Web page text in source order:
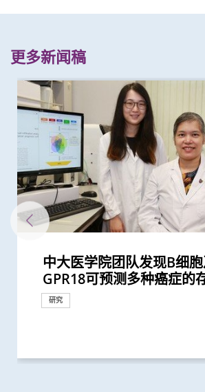
更多新闻稿
中大医学院团队发现B细
GPR18可预测多种癌症的
研究
中大医学院团队发现一种
可在头颈癌患者中预测长
研究
中大破解全球最全面的「
因组图谱 揭示蟑螂新型致
发精准免疫治疗
中大研究揭开蟎虫进化史
防、诊断和治疗常见的蟎
研究
中大成功揭示肿瘤免疫逃
拓「免疫疗法」新方向
研究
中大领导团队全球率先破
组 为吸入性过敏疾病提供
新方向
中大成功拆解肝癌免疫治
揭一种免疫细胞具「除废
助癌细胞耐药性
中大研究揭示环状RNA乃
的关键 为神经退化疾病开
径
中大领导国际研究证实内
D3S-001抗癌成效 有效治
肠癌、胰腺癌等多种实体肿
中大医学院研究发现 城市
方式或会增加气管癌发病
健康教育
中大成功研发可3D打印的
料及其他肌腱相关技术 有
复大范围肌腱撕裂
中大城大神经科学专家证
感 解决科学界多年争论
研究
中大开发与多种癌症相关
分子分类方法 助进一步了
并改良治疗方案
中大发现全球喉癌发病率
部分地区女性发病人数不
研究
中大医学院与美国贝勒医
首次发现DHX9基因突变导
障碍
陈德章教授获欧洲肿瘤学
成就奖」 表彰其对全球鼻
领导地位及重大贡献
中大医学院一期临床研究
年 完成逾150项早期临床试
症及糖尿病患者确立新治疗
中大辅助生育技术中心助
保存生殖能力
研究
中大研究证实「血浆DNA
到早期没有病徵的鼻咽癌
患鼻咽癌风险
中大发现小肠癌在全球及
显上升 高收入地区发病率
研究
中大发现原发性脑癌的年
上升 以高收入国家的升幅
研究
港大及中大医学院联合研
及肥胖令患上重症新冠肺
65%至81%
中大发现促进关联记忆形
有助更深入了解脑部疾病
研究
中大破解癌痛秘密 确定新
解癌症病人痛苦
研究
中大全球首证血糖波动不
尿病患者有较高患癌风险
一类常用降血压药物的糖
中大发现多发性骨髓瘤发
高收入国家的男性长者升
研究
中大发现霍奇金淋巴癌发
幅最为显著 本港男士发病
全球之冠
港大及中大医学院联合研
疫苗人士 在感染新型冠状
Omicron后能对不同的新
港大及中大医学院联合研
增加患上新冠肺炎的风险
研究
中大港大干细胞研究揭示
血管炎症新机制
研究
中大成功以单细胞分辨率
示肿瘤形成机制 有望开发
研究
港大及中大医学院联合研
剂复必泰疫苗能提供足够
型冠状病毒变异株Omicron
中大联同港大及伦敦大学
突变引致先天性巨结肠症
崭新治疗方案提供线索
中大研究发现半数受访儿
曾使用替代补充疗法 或存
互作用」风险
中大与港大医学院带领国
现丙肝药物可治新冠肺炎
研究
中大发现新方法将肝肿瘤
「热」 激活免疫T细胞灭癌
效的新免疫疗法
中大联同理大及西悉尼大
体神经系统产生更高效能
制
中大发现糖尿病或为感染
因素 研究有助了解病毒致
研究
中大研究发现引起压力行
讯息传递路径 为探究脑部
异常重复行为提供基础
中大医学院与四川大学华
共同领导全球首个人体
辑治疗肺癌临床试验 证实
中大将开展最新「细胞治
首阶段引入CAR-T治疗血癌
研究
中大成功应用混合手术室
消融术」无创治肺癌成亚
外科创新技术
李嘉诚基金会启动《爱能
项目 资助儿童罕见癌症
捐款
莫树锦教授获欧洲肿瘤学
成就奖」全球第一人将晚
「个人化」 被誉为「肿瘤
中大肿瘤学系获国际肺癌
「杰出癌症关顾团队」奖
奖项及荣誉
「中大赛马会齐心防癌计
费为万名市民进行检测 研
癌症关系
中大证新治疗方案较常规
晚期肺癌病人存活期
研究
中大研究揭示全球大肠癌
化趋势
研究
中大研究发现「认知灵活
多巴胺失调可致灵活性受
研究
中大利用「混合手术室」
航支气管镜」技术 实时影
取微细病变组织 能诊治少
中大率跨国研究证实免疫
咽癌病人有效
研究
中大研究证「消融化疗栓
长肝癌患者无恶化存活期
研究
中大研究发现维持体内铁
物质 如缺乏可致过量铁质
要器官
中大生物医学学院力争成
医学中心 培育顶尖生物医
拓高端「转化医学」研究
第十届华人地区医护人员
会 以「承传．创新」为题
展及未来挑战
中大研究获世界顶尖医学
奖项及荣誉
中大完成二万人「血浆
查研究 大幅推前癌症发现
研究
中大「蔡永业脑神经科学
脑学习动作技能原理
研究
中大领导ALK阳性肺腺癌研
靶药成效超现时标准疗法
研究
中大成功破解鼻咽癌全基
破性结果有助发展个人化
研究
第九届华人地区医护人员
会 「纾缓治疗普及化：共
来」
中大公布「动脉粥样硬化
揭示心血管疾病治疗新方
研究
中大推全球首项运用「单
术」检测卵子质素研究 破
及女性不育之谜
中大联同国际专家发现引
因 为治疗及预防「阿兹海
来新方向
第八届华人地区医护人员
会 探讨香港纾缓治疗服务
战
第七届华人地区医护人员
会 鼓励延伸纾缓治疗服务
研讨会
中大完成经皮穿刺纳米刀
功进行经皮穿刺纳米刀肿
技术新突破
第六届华人地区医护人员
会 重点探讨老年癌症病人
研讨会
中大联同七间医院进行亚
究 发现崭新「植入式扰流
治疗脑动脉瘤
两大合办第五届华人地区
治疗研讨会
研讨会
中大率先研发崭新电脑辅
疗骨肿瘤病人 大大提高手
外科创新技术
大肠癌将成为香港头号癌
大肠胶囊内视镜助预防大
外科创新技术
中大与美国专家携手合作
学培训 设立本港首个一站
诊服务
中大罗桂祥综合生物医学
开幕
里程碑
中大及港大研究团队携手
新基因标记
研究
香港中文大学那打素护理
五届泛太平洋护理会议暨
理研讨会
中大首创大肠瘜肉预测指
癌
临床服务